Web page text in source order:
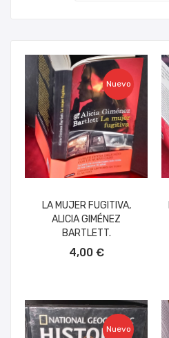
Nuevo
LA MUJER FUGITIVA,
ALICIA GIMÉNEZ
BARTLETT.
4,00 €
Nuevo